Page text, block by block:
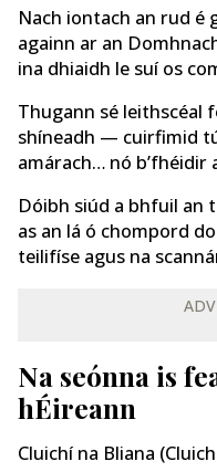
Nach iontach an rud é
againn ar an
ina dhiaidh le suí os
Thugann sé leithscéal
shíneadh — cuirfimid
amárach… nó b’fhéidir
Dóibh siúd a bhfuil an
as an lá ó chompord
teilifíse agus na
Na seónna is
hÉireann
Cluichí na Bliana